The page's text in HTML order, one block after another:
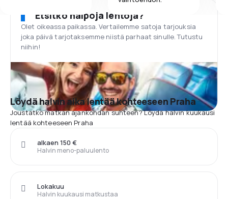
Etsitkö halpoja lentoja?
Olet oikeassa paikassa. Vertailemme satoja tarjouksia
joka päivä tarjotaksemme niistä parhaat sinulle. Tutustu
niihin!
Löydä halvin aika lentää kohteeseen Praha
Joustatko matkan ajankohdan suhteen? Löydä halvin kuukausi
lentää kohteeseen Praha
Halvin meno-paluulento
alkaen 150 €
Halvin kuukausi matkustaa
Lokakuu